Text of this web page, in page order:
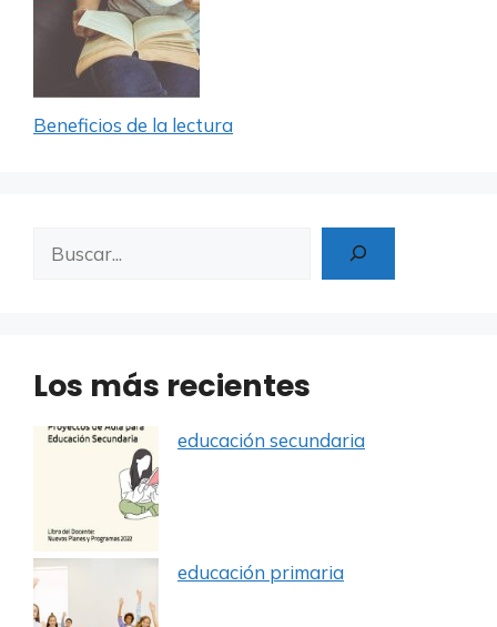
Beneficios de la lectura
Los más recientes
educación secundaria
educación primaria